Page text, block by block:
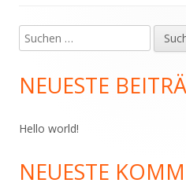
Haupt-
Seitenleiste
Suchen
nach:
NEUESTE
Hello world!
NEUESTE